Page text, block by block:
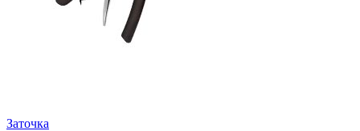
Заточка